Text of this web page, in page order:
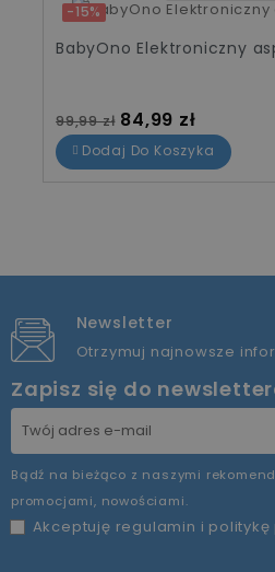
-15%
BabyOno Elektroniczny
Cena standardowa
99,99 zł Cena
84,99 zł
Dodaj Do Koszyka
Newsletter
Otrzymuj najnowsze
Zapisz się do
Bądź na bieżąco z naszymi
promocjami, nowościami.
Akceptuję regulamin i politykę